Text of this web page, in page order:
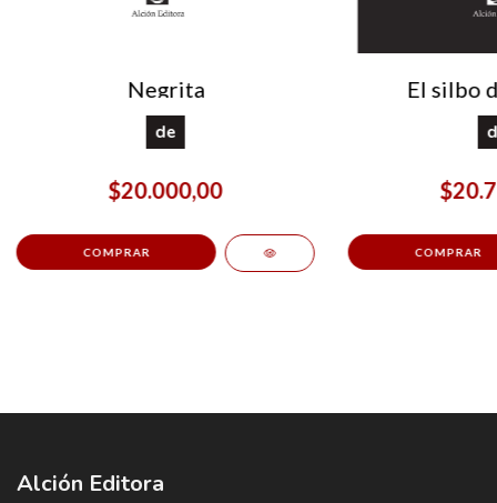
Negrita
de
$20.000,00
El silbo
Alción Editora